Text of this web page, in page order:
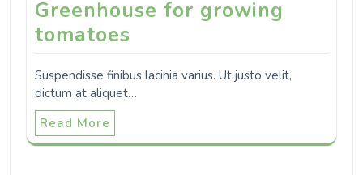
Greenhouse for growing
tomatoes
Suspendisse finibus lacinia varius. Ut justo velit,
dictum at aliquet…
Read More